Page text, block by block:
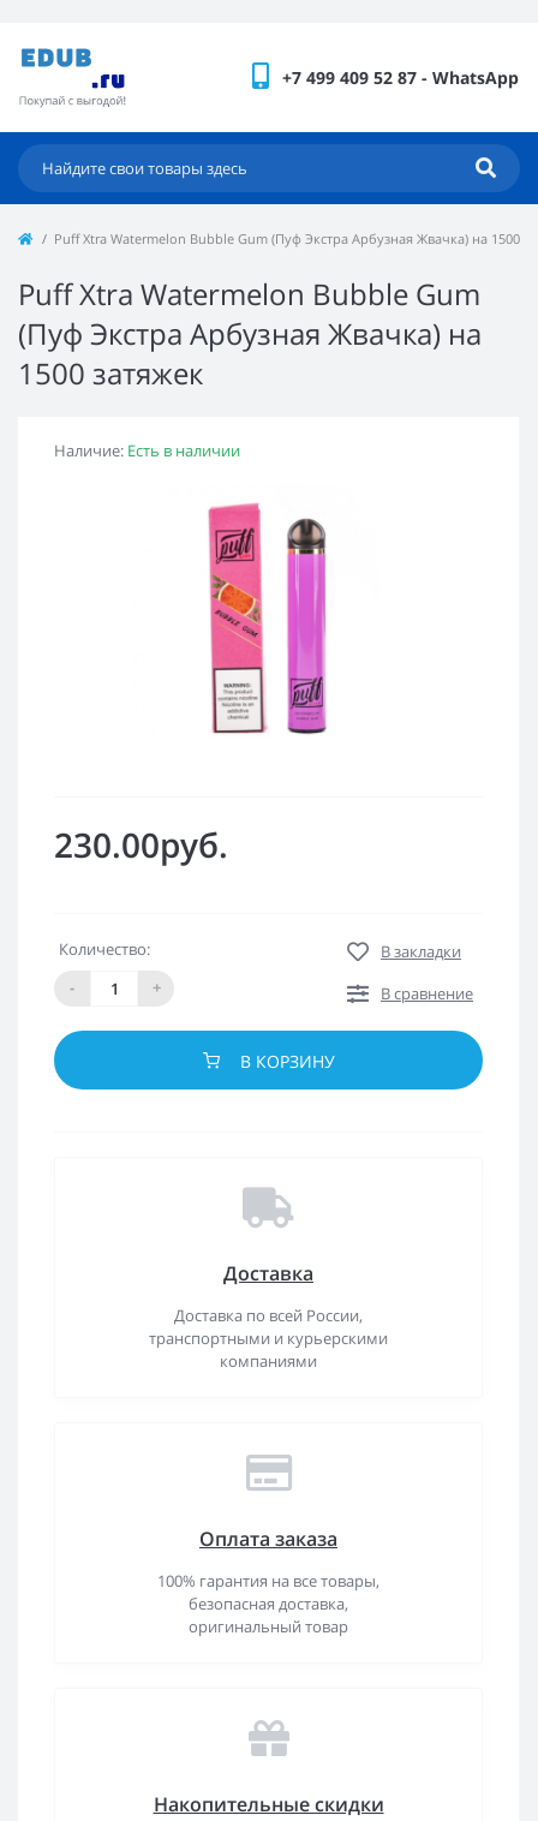
+7 499 409 52 87 - WhatsApp
Puff Xtra Watermelon Bubble Gum (Пуф Экстра Арбузная Жвачка) на 1500
Puff Xtra Watermelon Bubble Gum
(Пуф Экстра Арбузная Жвачка) на
1500 затяжек
Наличие: Есть в наличии
230.00руб.
Количество:
-
+
В закладки
В сравнение
В КОРЗИНУ
Доставка
Доставка по всей России,
транспортными и курьерскими
компаниями
Оплата заказа
100% гарантия на все товары,
безопасная доставка,
оригинальный товар
Накопительные скидки